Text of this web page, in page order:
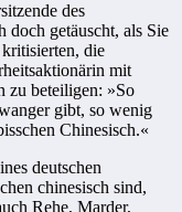
des
doch getäuscht, als Sie
die
mit
zu beteiligen: »So
gibt, so wenig
Chinesisch.«
deutschen
chinesisch sind,
Rehe, Marder,